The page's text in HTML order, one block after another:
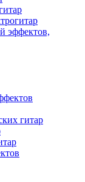
эффектов,
гитар